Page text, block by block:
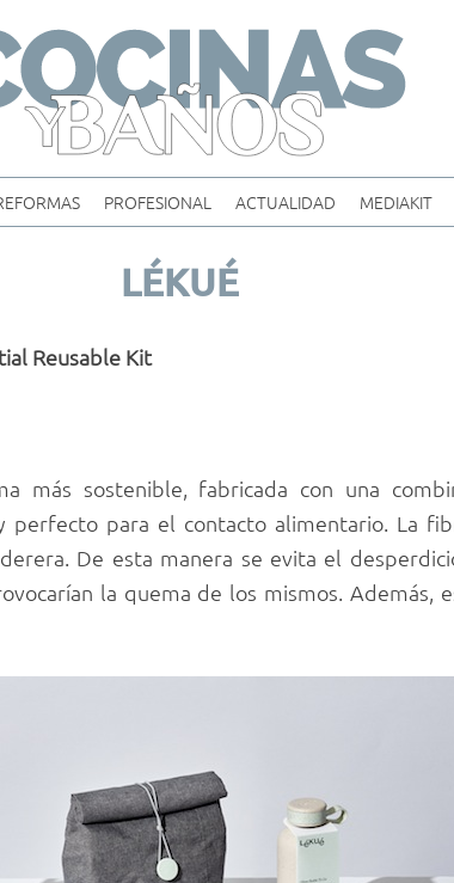
content
PROFESIONAL ACTUALIDAD MEDIAKIT
LÉKUÉ
Reusable Kit
más sostenible, fabricada con una
perfecto para el contacto alimentario. La
De esta manera se evita el
la quema de los mismos. Además,